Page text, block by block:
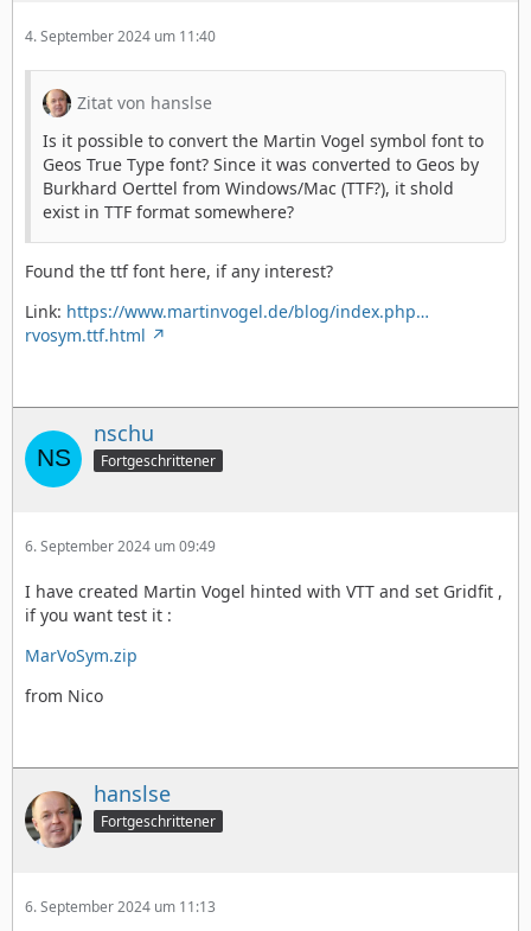
4. September 2024 um 11:40
Zitat von hanslse
Is it possible to convert the Martin Vogel symbol font to
Geos True Type font? Since it was converted to Geos by
Burkhard Oerttel from Windows/Mac (TTF?), it shold
exist in TTF format somewhere?
Found the ttf font here, if any interest?
Link: https://www.martinvogel.de/blog/index.php…
rvosym.ttf.html
nschu
Fortgeschrittener
6. September 2024 um 09:49
I have created Martin Vogel hinted with VTT and set Gridfit ,
if you want test it :
MarVoSym.zip
from Nico
hanslse
Fortgeschrittener
6. September 2024 um 11:13